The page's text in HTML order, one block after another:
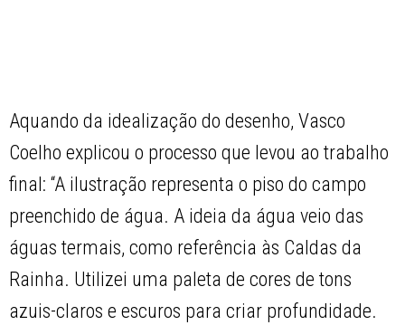
Aquando da idealização do desenho, Vasco
Coelho explicou o processo que levou ao trabalho
final: “A ilustração representa o piso do campo
preenchido de água. A ideia da água veio das
águas termais, como referência às Caldas da
Rainha. Utilizei uma paleta de cores de tons
azuis-claros e escuros para criar profundidade.